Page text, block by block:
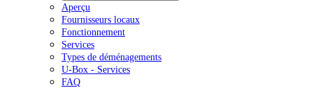
Aperçu
Fournisseurs locaux
Fonctionnement
Services
Types de déménagements
U-Box - Services
FAQ